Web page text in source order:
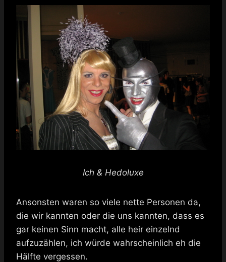
Ich & Hedoluxe
Ansonsten waren so viele nette Personen da,
die wir kannten oder die uns kannten, dass es
gar keinen Sinn macht, alle heir einzelnd
aufzuzählen, ich würde wahrscheinlich eh die
Hälfte vergessen.